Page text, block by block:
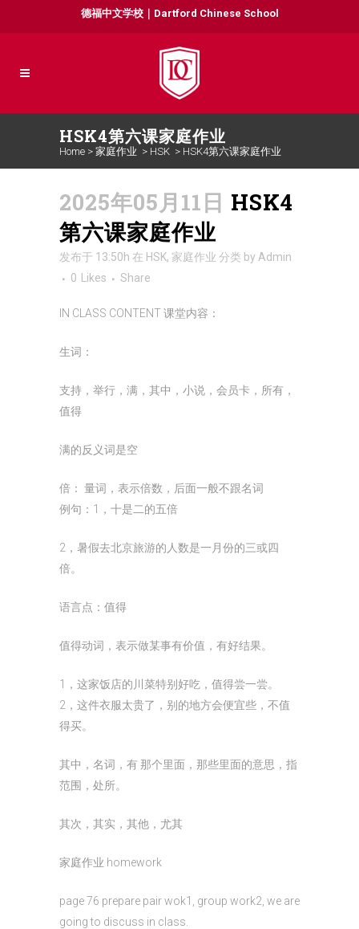
德福中文学校｜Dartford Chinese School
HSK4第六课家庭作业
Home > 家庭作业 > HSK > HSK4第六课家庭作业
2025年05月11日 HSK4
第六课家庭作业
发布于 13:50h 在 HSK, 家庭作业 分类 by Admin
0
Likes Share
IN CLASS CONTENT 课堂内容：
生词：
支持，举行，满，其中，小说，会员卡，所有，
值得
满的反义词是空
倍： 量词，表示倍数，后面一般不跟名词
例句：1，十是二的五倍
2，暑假去北京旅游的人数是一月份的三或四
倍。
语言点：值得
值得动词，表示做某事有价值，有好结果。
1，这家饭店的川菜特别好吃，值得尝一尝。
2，这件衣服太贵了，别的地方会便宜些，不值
得买。
其中，名词，有 那个里面，那些里面的意思，指
范围，处所。
其次，其实，其他，尤其
家庭作业 homework
page 76 prepare pair wok1, group work2, we are
going to discuss in class.